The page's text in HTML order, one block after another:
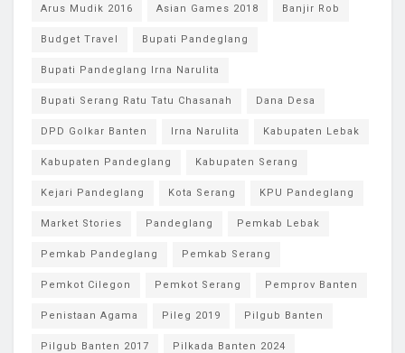
Arus Mudik 2016 Asian Games 2018 Banjir Rob
Budget Travel Bupati Pandeglang
Bupati Pandeglang Irna Narulita
Bupati Serang Ratu Tatu Chasanah Dana Desa
DPD Golkar Banten Irna Narulita Kabupaten Lebak
Kabupaten Pandeglang Kabupaten Serang
Kejari Pandeglang Kota Serang KPU Pandeglang
Market Stories Pandeglang Pemkab Lebak
Pemkab Pandeglang Pemkab Serang
Pemkot Cilegon Pemkot Serang Pemprov Banten
Penistaan Agama Pileg 2019 Pilgub Banten
Pilgub Banten 2017 Pilkada Banten 2024